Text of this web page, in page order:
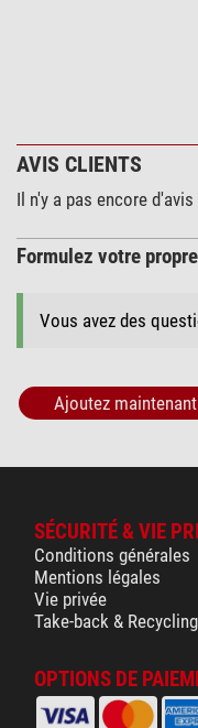
AVIS CLIENTS
Il n'y a pas encore
Formulez votre
Vous avez des
Ajoutez
SÉCURITÉ & VIE
Conditions générales
Mentions légales
Vie privée
Take-back & Recycling
OPTIONS DE